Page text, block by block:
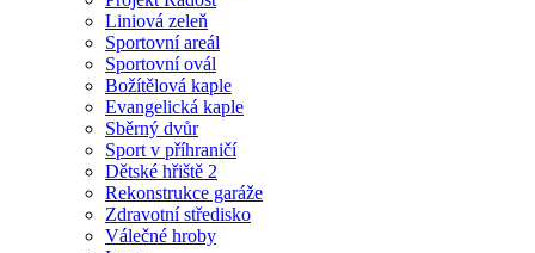
Liniová zeleň
Sportovní areál
Sportovní ovál
Božítělová kaple
Evangelická kaple
Sběrný dvůr
Sport v příhraničí
Dětské hřiště 2
Rekonstrukce garáže
Zdravotní středisko
Válečné hroby